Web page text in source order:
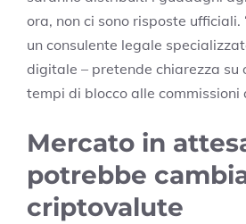
ora, non ci sono risposte ufficiali.
un consulente legale
digitale – pretende chiarezza su
tempi di blocco alle commissioni
Mercato in
potrebbe
criptovalute